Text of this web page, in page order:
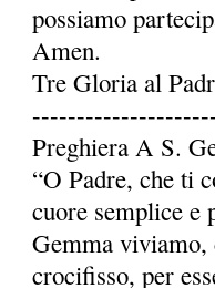
possia­mo
Amen.
Tre Gloria al
Preghiera A S.
“O Padre, che ti
cuore semplice e
Gemma viviamo,
crocifisso, per